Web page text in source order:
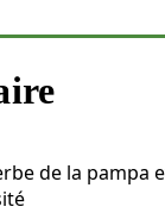
de la pampa